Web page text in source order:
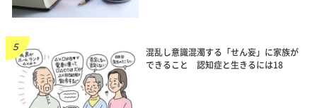
混乱し意識混濁する「せん妄」に家族が
できること 認知症と生きるには18